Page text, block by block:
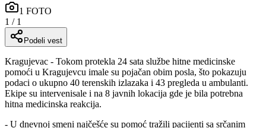
1 FOTO
1 / 1
Podeli vest
Kragujevac - Tokom protekla 24 sata službe hitne medicinske
pomoći u Kragujevcu imale su pojačan obim posla, što pokazuju
podaci o ukupno 40 terenskih izlazaka i 43 pregleda u ambulanti.
Ekipe su intervenisale i na 8 javnih lokacija gde je bila potrebna
hitna medicinska reakcija.
- U dnevnoj smeni najčešće su pomoć tražili pacijenti sa srčanim